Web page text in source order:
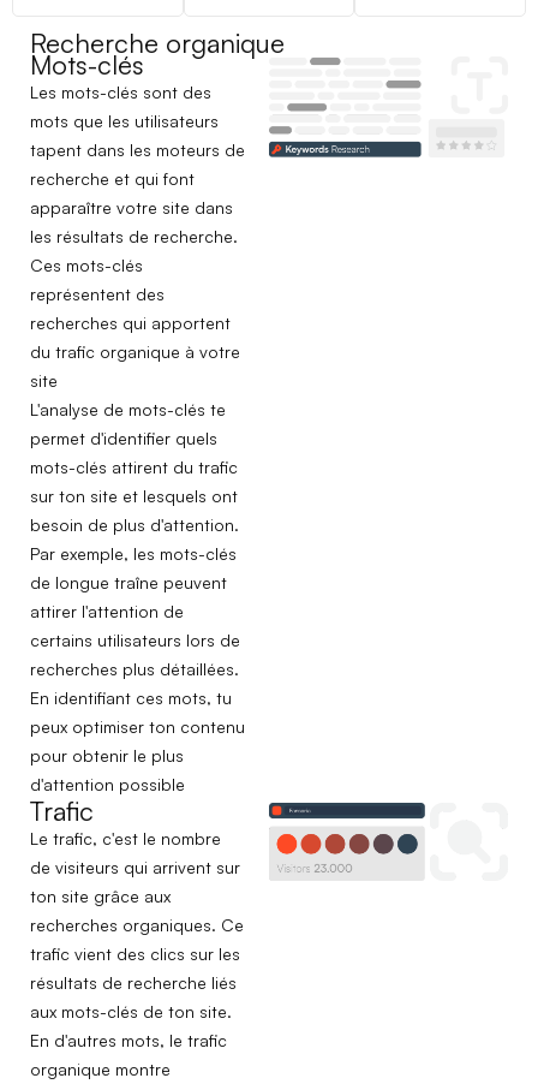
Recherche organique
Mots-clés
Les mots-clés sont des
mots que les utilisateurs
tapent dans les moteurs de
recherche et qui font
apparaître votre site dans
les résultats de recherche.
Ces mots-clés
représentent des
recherches qui apportent
du trafic organique à votre
site
L'analyse de mots-clés te
permet d'identifier quels
mots-clés attirent du trafic
sur ton site et lesquels ont
besoin de plus d'attention.
Par exemple, les mots-clés
de longue traîne peuvent
attirer l'attention de
certains utilisateurs lors de
recherches plus détaillées.
En identifiant ces mots, tu
peux optimiser ton contenu
pour obtenir le plus
d'attention possible
Trafic
Le trafic, c'est le nombre
de visiteurs qui arrivent sur
ton site grâce aux
recherches organiques. Ce
trafic vient des clics sur les
résultats de recherche liés
aux mots-clés de ton site.
En d'autres mots, le trafic
organique montre